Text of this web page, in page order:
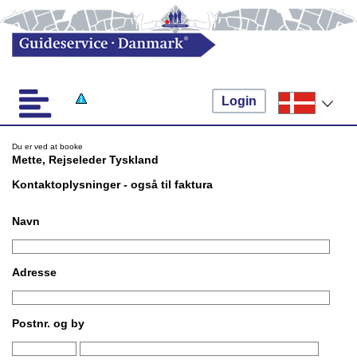
Login
Du er ved at booke
Mette, Rejseleder Tyskland
Kontaktoplysninger - også til faktura
Navn
Adresse
Postnr. og by